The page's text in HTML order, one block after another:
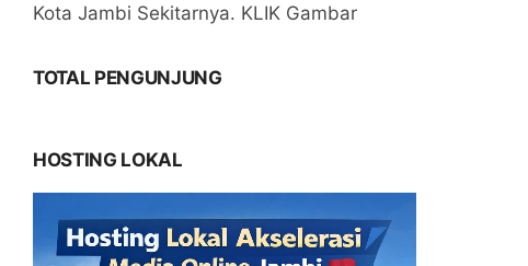
Kota Jambi Sekitarnya. KLIK Gambar
TOTAL PENGUNJUNG
HOSTING LOKAL